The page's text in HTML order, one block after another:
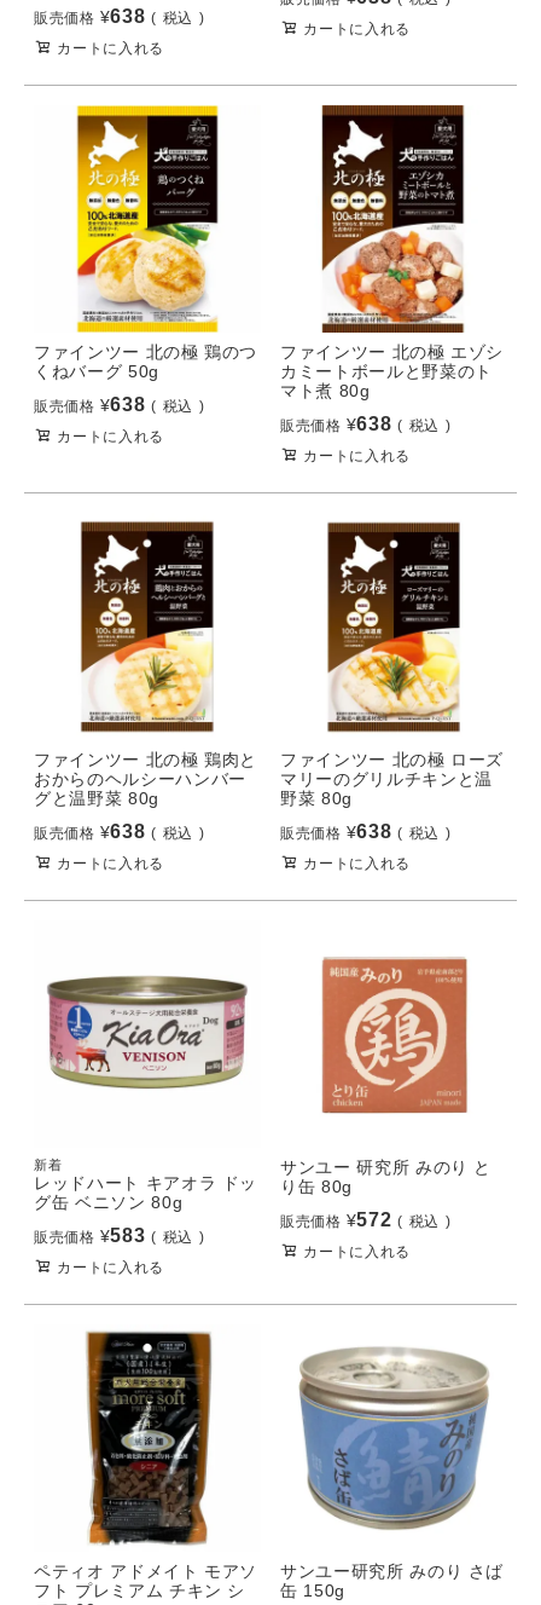
販売価格 ¥638
税込
カートに入れる
カートに入れる
ファインツー 北の極 鶏のつ
くねバーグ 50g
販売価格 ¥638
税込
カートに入れる
ファインツー 北の極 エゾシ
カミートボールと野菜のト
マト煮 80g
販売価格 ¥638
税込
カートに入れる
ファインツー 北の極 鶏肉と
おからのヘルシーハンバー
グと温野菜 80g
販売価格 ¥638
税込
カートに入れる
ファインツー 北の極 ローズ
マリーのグリルチキンと温
野菜 80g
販売価格 ¥638
税込
カートに入れる
新着
レッドハート キアオラ ドッ
グ缶 ベニソン 80g
販売価格 ¥583
税込
カートに入れる
サンユー 研究所 みのり と
り缶 80g
販売価格 ¥572
税込
カートに入れる
ペティオ アドメイト モアソ
フト プレミアム チキン シ
サンユー研究所 みのり さば
缶 150g